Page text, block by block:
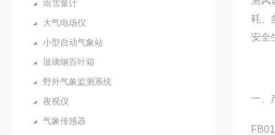
雨雪量计
大气电场仪
小型自动气象站
玻璃钢百叶箱
野外气象监测系统
夜视仪
气象传感器
耗、
安全
一、